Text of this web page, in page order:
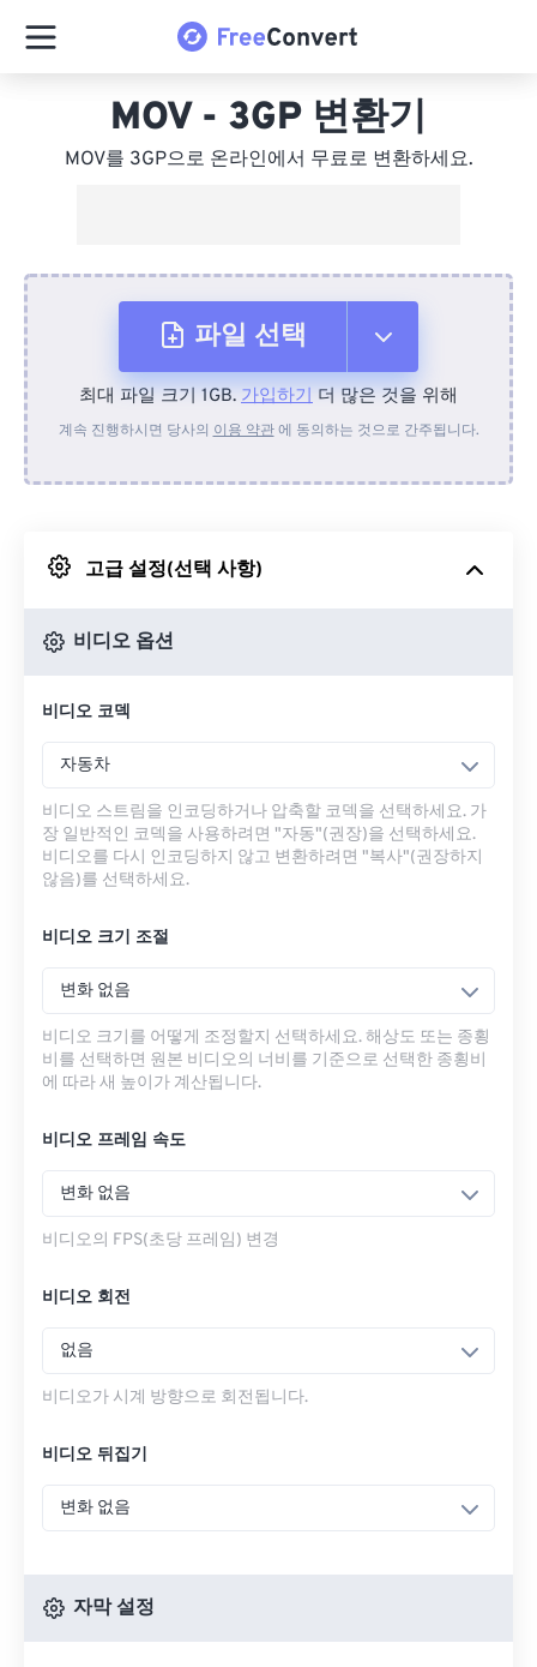
MOV - 3GP 변환기
MOV를 3GP으로 온라인에서 무료로 변환하세요.
파일 선택
장치에서
Google 드라이브에서
최대 파일 크기 1GB. 가입하기 더 많은 것을 위해
계속 진행하시면 당사의 이용 약관에 동의하는 것으로 간주됩니다.
고급 설정(선택 사항)
비디오 옵션
비디오 코덱
자동차
비디오 스트림을 인코딩하거나 압축할 코덱을 선택하세요. 가
장 일반적인 코덱을 사용하려면 "자동"(권장)을 선택하세요.
비디오를 다시 인코딩하지 않고 변환하려면 "복사"(권장하지
않음)를 선택하세요.
비디오 크기 조절
변화 없음
비디오 크기를 어떻게 조정할지 선택하세요. 해상도 또는 종횡
비를 선택하면 원본 비디오의 너비를 기준으로 선택한 종횡비
에 따라 새 높이가 계산됩니다.
비디오 프레임 속도
변화 없음
비디오의 FPS(초당 프레임) 변경
비디오 회전
없음
비디오가 시계 방향으로 회전됩니다.
비디오 뒤집기
변화 없음
자막 설정